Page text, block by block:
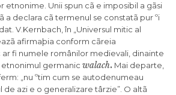
etnonime. Unii spun cã e imposibil a gãsi
a declara cã termenul se constatã pur ºi
V.Kernbach, în „Universul mitic al
afirmaþia conform cãreia
ar fi numele românilor medievali, dinainte
etnonimul germanic walach. Mai departe,
„nu ºtim cum se autodenumeau
de azi e o generalizare târzie”. O altã